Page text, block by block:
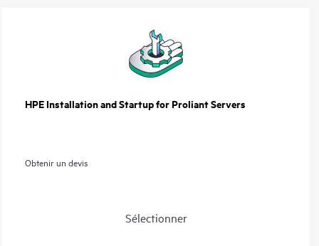
HPE Installation and Startup for Proliant Servers
Obtenir un devis
Sélectionner